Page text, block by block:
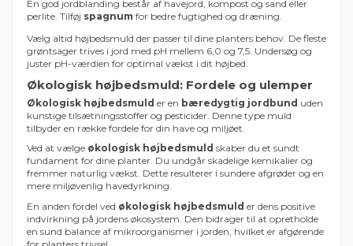
En god jordblanding består af havejord, kompost og sand eller
perlite. Tilføj spagnum for bedre fugtighed og dræning.
Vælg altid højbedsmuld der passer til dine planters behov. De fleste
grøntsager trives i jord med pH mellem 6,0 og 7,5. Undersøg og
juster pH-værdien for optimal vækst i dit højbed.
Økologisk højbedsmuld: Fordele og ulemper
Økologisk højbedsmuld er en bæredygtig jordbund uden
kunstige tilsætningsstoffer og pesticider. Denne type muld
tilbyder en række fordele for din have og miljøet.
Ved at vælge økologisk højbedsmuld skaber du et sundt
fundament for dine planter. Du undgår skadelige kemikalier og
fremmer naturlig vækst. Dette resulterer i sundere afgrøder og en
mere miljøvenlig havedyrkning.
En anden fordel ved økologisk højbedsmuld er dens positive
indvirkning på jordens økosystem. Den bidrager til at opretholde
en sund balance af mikroorganismer i jorden, hvilket er afgørende